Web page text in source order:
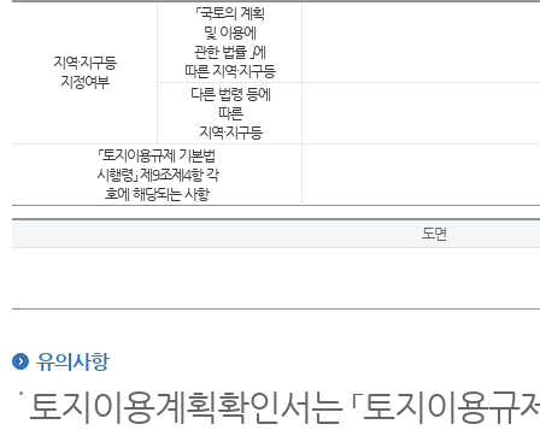
지역·지구등
지정여부
「국토의 계획
및 이용에
관한 법률 」에
따른 지역·지구등
다른 법령 등에
따른
지역·지구등
「토지이용규제 기본법
시행령」 제9조제4항 각
호에 해당되는 사항
도면
유의사항
토지이용계획확인서는 「토지이용